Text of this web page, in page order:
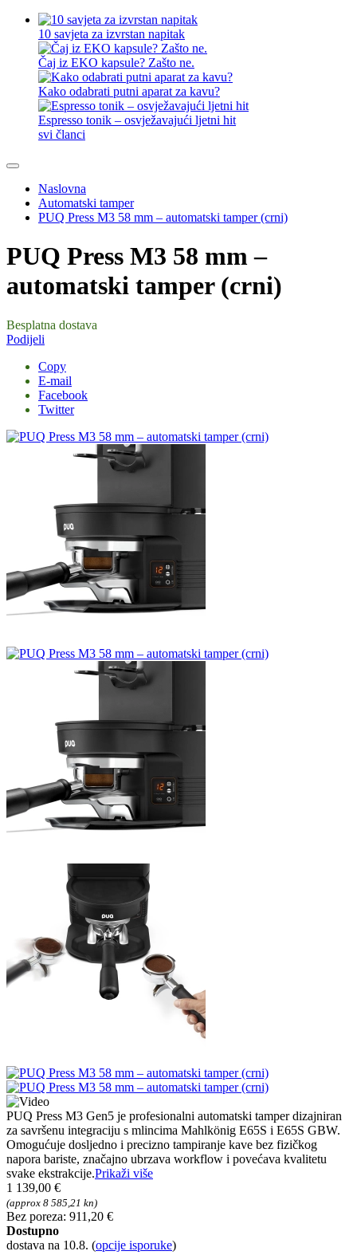
10 savjeta za izvrstan napitak
Čaj iz EKO kapsule? Zašto ne.
Kako odabrati putni aparat za kavu?
Espresso tonik – osvježavajući ljetni hit
svi članci
Naslovna
Automatski tamper
PUQ Press M3 58 mm – automatski tamper (crni)
PUQ Press M3 58 mm –
automatski tamper (crni)
Besplatna dostava
Podijeli
Copy
E-mail
Facebook
Twitter
PUQ Press M3 Gen5 je profesionalni automatski tamper dizajniran
za savršenu integraciju s mlincima Mahlkönig E65S i E65S GBW.
Omogućuje dosljedno i precizno tampiranje kave bez fizičkog
napora bariste, značajno ubrzava workflow i povećava kvalitetu
svake ekstrakcije.Prikaži više
1 139,00 €
(approx 8 585,21 kn)
Bez poreza: 911,20 €
Dostupno
dostava na 10.8. (opcije isporuke)